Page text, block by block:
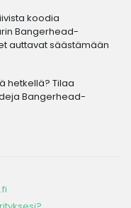
koodia
Bangerhead-
auttavat säästämään
hetkellä? Tilaa
Bangerhead-